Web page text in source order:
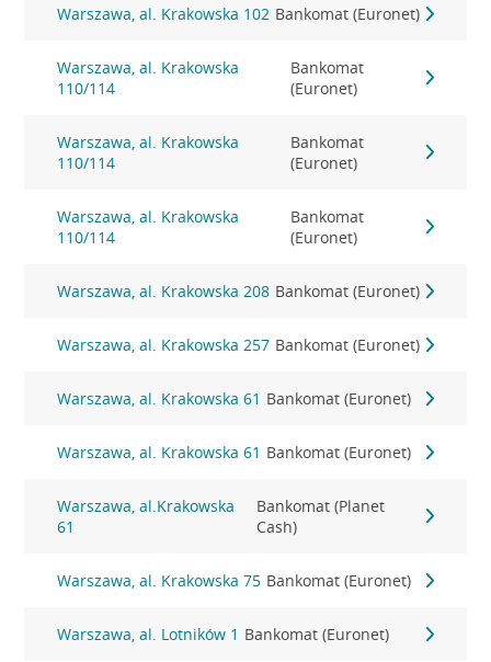
Warszawa, al. Krakowska 102 Bankomat (Euronet)
Warszawa, al. Krakowska
110/114
Bankomat
(Euronet)
Warszawa, al. Krakowska
110/114
Bankomat
(Euronet)
Warszawa, al. Krakowska
110/114
Bankomat
(Euronet)
Warszawa, al. Krakowska 208 Bankomat (Euronet)
Warszawa, al. Krakowska 257 Bankomat (Euronet)
Warszawa, al. Krakowska 61 Bankomat (Euronet)
Warszawa, al. Krakowska 61 Bankomat (Euronet)
Warszawa, al.Krakowska
61
Bankomat (Planet
Cash)
Warszawa, al. Krakowska 75 Bankomat (Euronet)
Warszawa, al. Lotników 1 Bankomat (Euronet)